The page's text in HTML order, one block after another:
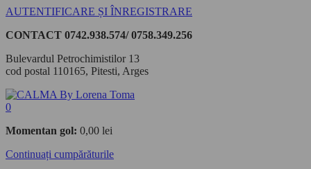
AUTENTIFICARE ȘI ÎNREGISTRARE
CONTACT 0742.938.574/ 0758.349.256
Bulevardul Petrochimistilor 13
cod postal 110165, Pitesti, Arges
0
Momentan gol: 0,00 lei
Continuați cumpărăturile